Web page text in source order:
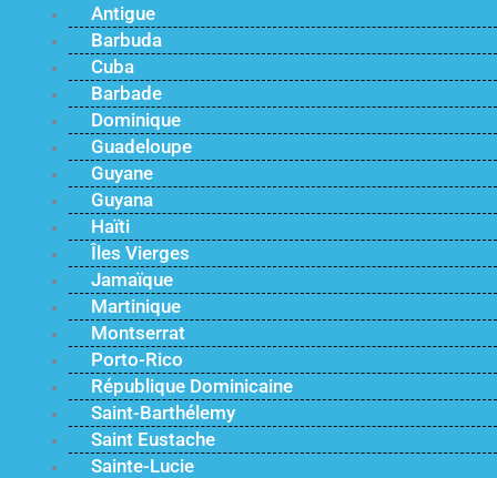
Antigue
Barbuda
Cuba
Barbade
Dominique
Guadeloupe
Guyane
Guyana
Haïti
Îles Vierges
Jamaïque
Martinique
Montserrat
Porto-Rico
République Dominicaine
Saint-Barthélemy
Saint Eustache
Sainte-Lucie